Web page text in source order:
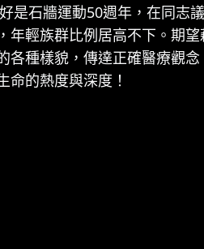
是石牆運動50週年，在同志
年輕族群比例居高不下。期
各種樣貌，傳達正確醫療觀
命的熱度與深度！